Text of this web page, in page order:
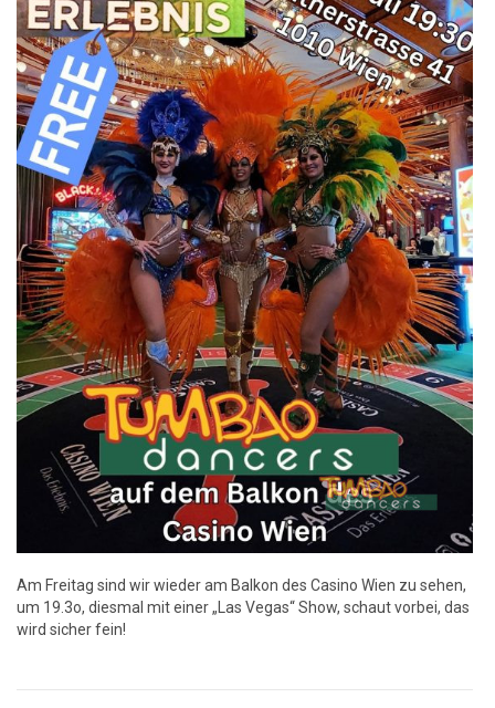
Am Freitag sind wir wieder am Balkon des Casino Wien zu sehen,
um 19.3o, diesmal mit einer „Las Vegas“ Show, schaut vorbei, das
wird sicher fein!